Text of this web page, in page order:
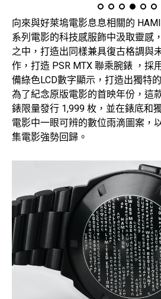
向來與好萊塢電影息息相關的
系列電影的科技感服飾中汲取靈感
之中，打造出同樣兼具復古格調與
作，打造 PSR MTX 聯乘腕錶 ，採
備綠色LCD數字顯示，打造出獨特
為了紀念原版電影的首映年份，這
錶限量發行 1,999 枚，並在錶底和
電影中一眼可辨的數位雨滴圖案，
集電影強勢回歸。